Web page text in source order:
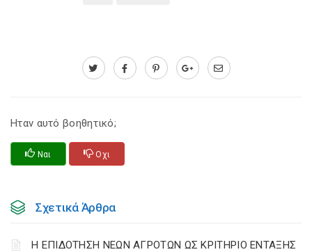
Ηταν αυτό βοηθητικό;
Ναι Οχι
Σχετικά Άρθρα
Η ΕΠΙΔΟΤΗΣΗ ΝΕΩΝ ΑΓΡΟΤΩΝ ΩΣ ΚΡΙΤΗΡΙΟ ΕΝΤΑΞΗΣ